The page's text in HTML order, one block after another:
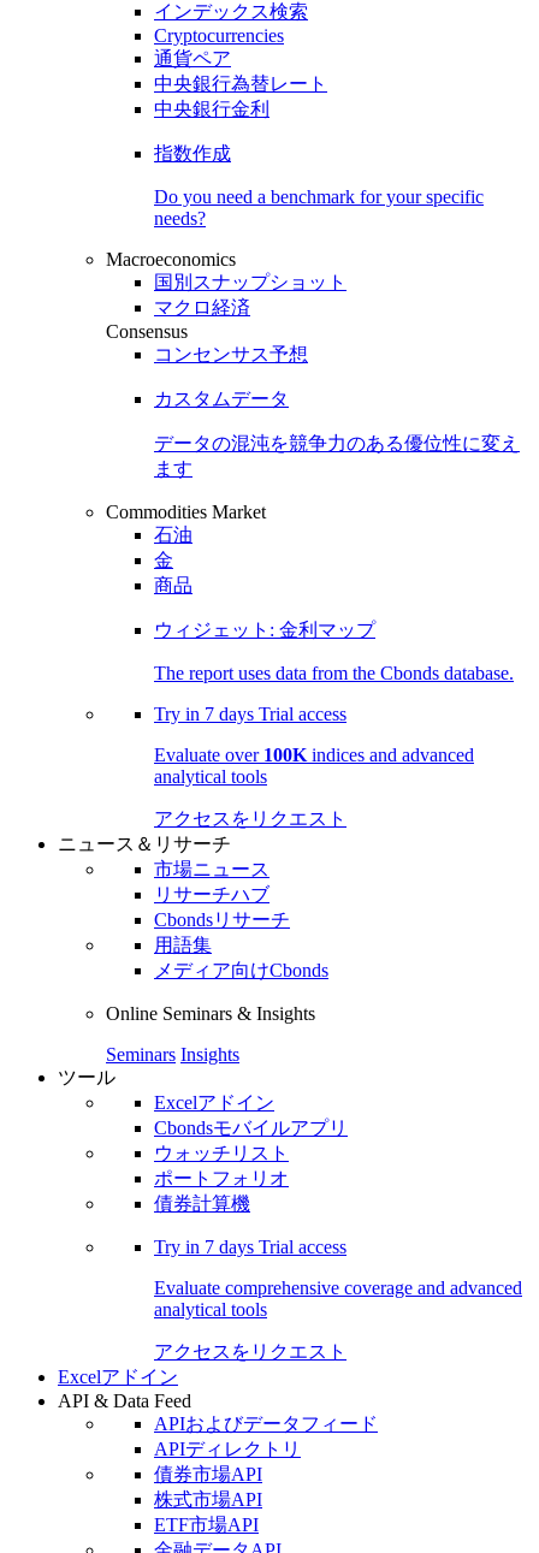
インデックス検索
Cryptocurrencies
通貨ペア
中央銀行為替レート
中央銀行金利
指数作成
Do you need a benchmark for your specific
needs?
Macroeconomics
国別スナップショット
マクロ経済
Consensus
コンセンサス予想
カスタムデータ
データの混沌を競争力のある優位性に変え
ます
Commodities Market
石油
金
商品
ウィジェット: 金利マップ
The report uses data from the Cbonds database.
Try in 7 days Trial access
Evaluate over 100K indices and advanced
analytical tools
アクセスをリクエスト
ニュース＆リサーチ
市場ニュース
リサーチハブ
Cbondsリサーチ
用語集
メディア向けCbonds
Online Seminars & Insights
Seminars Insights
ツール
Excelアドイン
Cbondsモバイルアプリ
ウォッチリスト
ポートフォリオ
債券計算機
Try in 7 days Trial access
Evaluate comprehensive coverage and advanced
analytical tools
アクセスをリクエスト
Excelアドイン
API & Data Feed
APIおよびデータフィード
APIディレクトリ
債券市場API
株式市場API
ETF市場API